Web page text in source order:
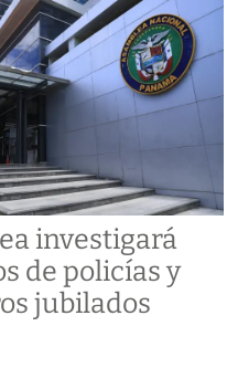
investigará
de policías y
jubilados